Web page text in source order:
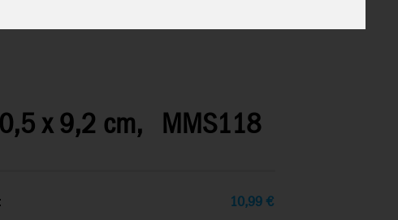
x 9,2 cm, MMS118
10,99€